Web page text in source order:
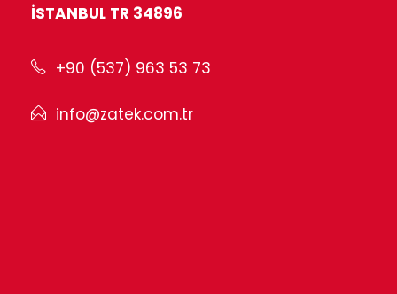
İSTANBUL TR 34896
+90 (537) 963 53 73
info@zatek.com.tr